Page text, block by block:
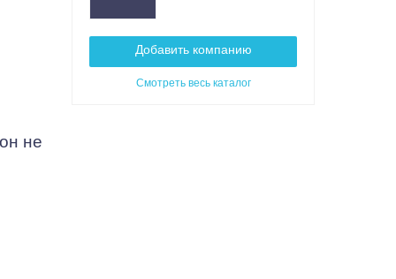
не
Добавить компанию
Смотреть весь каталог